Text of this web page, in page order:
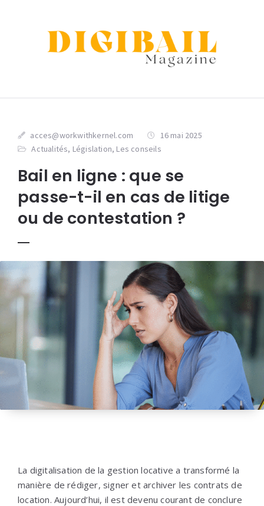
acces@workwithkernel.com
16 mai 2025
Actualités, Législation, Les conseils
Bail en ligne : que se
passe-t-il en cas de litige
ou de contestation ?
La digitalisation de la gestion locative a transformé la
manière de rédiger, signer et archiver les contrats de
location. Aujourd’hui, il est devenu courant de conclure